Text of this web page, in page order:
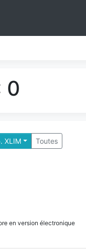
0
XLIM Toutes
en version électronique